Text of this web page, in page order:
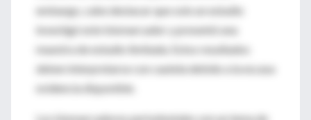
embargo, cabe destacar que solo un estudio
investigó este biomarcador y presentó una
muestra de estudio limitada. Estos resultados
deben interpretarse con cautela debido a la escasa
evidencia disponible.